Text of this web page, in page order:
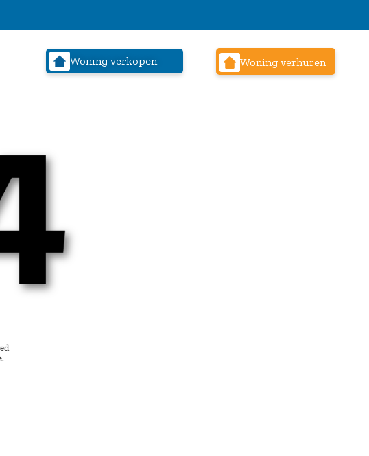
Woning verkopen Woning verhuren